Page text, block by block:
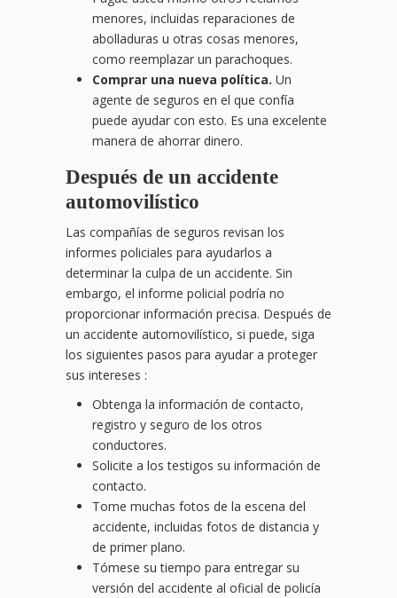
menores, incluidas reparaciones de
abolladuras u otras cosas menores,
como reemplazar un parachoques.
Comprar una nueva política. Un
agente de seguros en el que confía
puede ayudar con esto. Es una excelente
manera de ahorrar dinero.
Después de un accidente
automovilístico
Las compañías de seguros revisan los
informes policiales para ayudarlos a
determinar la culpa de un accidente. Sin
embargo, el informe policial podría no
proporcionar información precisa. Después de
un accidente automovilístico, si puede, siga
los siguientes pasos para ayudar a proteger
sus intereses :
Obtenga la información de contacto,
registro y seguro de los otros
conductores.
Solicite a los testigos su información de
contacto.
Tome muchas fotos de la escena del
accidente, incluidas fotos de distancia y
de primer plano.
Tómese su tiempo para entregar su
versión del accidente al oficial de policía